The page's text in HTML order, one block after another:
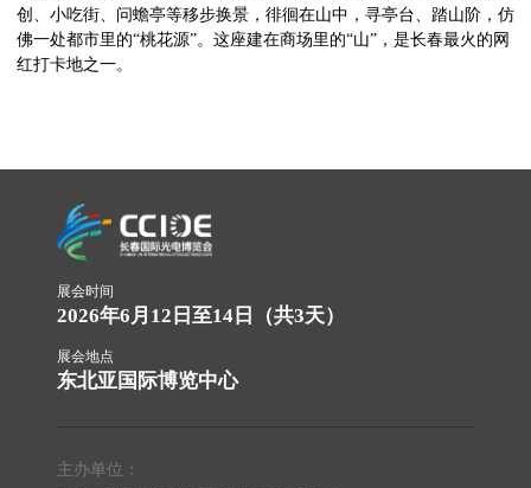
创、小吃街、问蟾亭等移步换景，徘徊在山中，寻亭台、踏山阶，仿
佛一处都市里的“桃花源”。这座建在商场里的“山”，是长春最火的网
红打卡地之一。
展会时间
2026年6月12日至14日（共3天）
展会地点
东北亚国际博览中心
主办单位：